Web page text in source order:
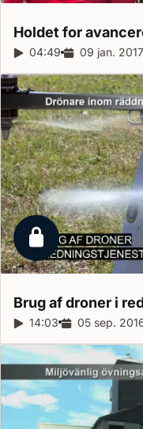
Holdet for
Reportagelængde:
04:49 09 jan. 2017
Låst reportage
Brug af droner i
Reportagelængde:
14:03 05 sep.